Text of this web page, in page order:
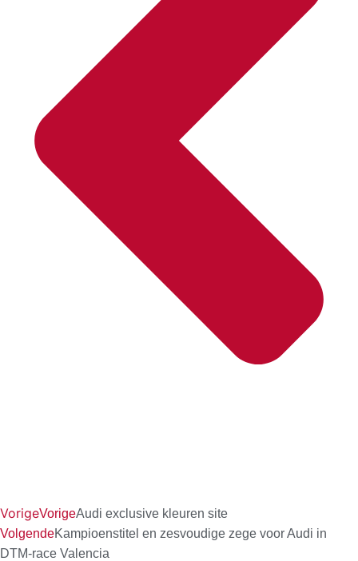
VorigeVorigeAudi exclusive kleuren site
VolgendeKampioenstitel en zesvoudige zege voor Audi in
DTM-race Valencia